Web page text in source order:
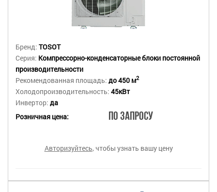
Бренд: TOSOT
Серия: Компрессорно-конденсаторные блоки постоянной
производительности
Рекомендованная площадь: до 450 м2
Холодопроизводительность: 45кВт
Инвертор: да
Розничная цена:
По запросу
Авторизуйтесь, чтобы узнать вашу цену